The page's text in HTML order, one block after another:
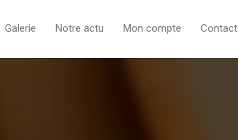
Galerie Notre actu Mon compte Contact